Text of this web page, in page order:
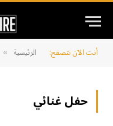
أنت الآن تتصفح: الرئيسية »
حفل غنائي